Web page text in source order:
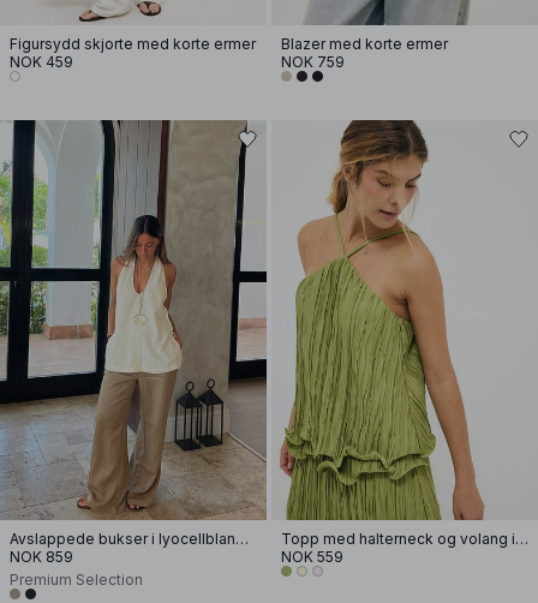
Figursydd skjorte med korte ermer
NOK 459
Blazer med korte ermer
NOK 759
Avslappede bukser i lyocellblanding
NOK 859
Premium Selection
Topp med halterneck og volang i kanten
NOK 559